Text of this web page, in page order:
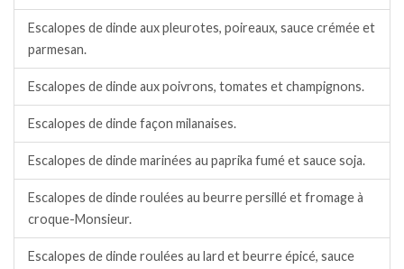
Escalopes de dinde aux pleurotes, poireaux, sauce crémée et
parmesan.
Escalopes de dinde aux poivrons, tomates et champignons.
Escalopes de dinde façon milanaises.
Escalopes de dinde marinées au paprika fumé et sauce soja.
Escalopes de dinde roulées au beurre persillé et fromage à
croque-Monsieur.
Escalopes de dinde roulées au lard et beurre épicé, sauce